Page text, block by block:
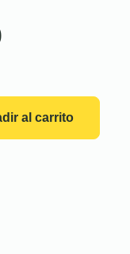
al carrito